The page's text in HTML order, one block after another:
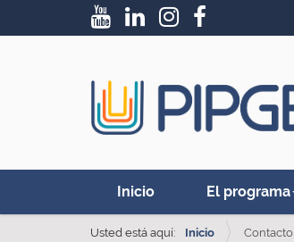
Inicio El programa
Usted está aquí: Inicio Contacto